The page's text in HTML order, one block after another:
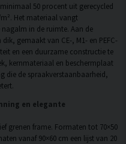
50 procent uit gerecycled
Het materiaal vangt
in de ruimte. Aan de
gemaakt van CE-, M1- en PEFC-
en een duurzame constructie te
kernmateriaal en beschermplaat
die de spraakverstaanbaarheid,
en elegante
grenen frame. Formaten tot 70×50
vanaf 90×60 cm een lijst van 20